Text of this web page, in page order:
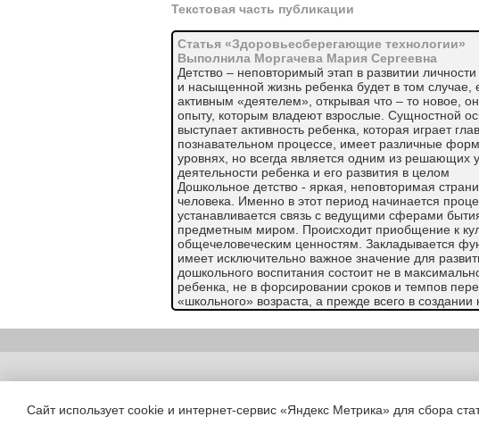
Текстовая часть публикации
Статья «Здоровьесберегающие технологии»
Выполнила Моргачева Мария Сергеевна
Детство – неповторимый этап в развитии
и насыщенной жизнь ребенка будет в том случае,
активным «деятелем», открывая что – то новое,
опыту, которым владеют взрослые. Сущностной
выступает активность ребенка, которая играет
познавательном процессе, имеет различные
уровнях, но всегда является одним из решающих
деятельности ребенка и его развития в целом
Дошкольное детство - яркая, неповторимая
человека. Именно в этот период начинается
устанавливается связь с ведущими сферами
предметным миром. Происходит приобщение к
общечеловеческим ценностям. Закладывается
имеет исключительно важное значение для
дошкольного воспитания состоит не в
ребенка, не в форсировании сроков и темпов
«школьного» возраста, а прежде всего в
для наиболее полного раскрытия его возрастных
способностей.
В последние годы одной из ведущих стала идея
здоровья, но и формирование культуры самого
Copyright (c) |Вестник
Сайт использует cookie и интернет-сервис «Яндекс Метрика» для сбора